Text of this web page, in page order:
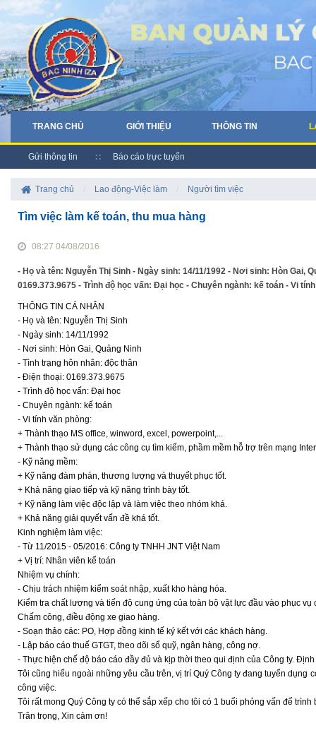
TRANG CHỦ GIỚI THIỆU THÔNG TIN
Gửi thông tin Báo cáo trực tuyến
Trang chủ Lao động-Việc làm Người tìm việc
Tìm việc làm kế toán, thu mua hàng
08:27 04/08/2016
- Họ và tên: Nguyễn Thị Sinh - Ngày sinh: 14/11/1992 - Nơi sinh: Hòn Gai,
0169.373.9675 - Trình độ học vấn: Đại học - Chuyên ngành: kế toán - Vi
THÔNG TIN CÁ NHÂN
- Họ và tên: Nguyễn Thị Sinh
- Ngày sinh: 14/11/1992
- Nơi sinh: Hòn Gai, Quảng Ninh
- Tình trạng hôn nhân: độc thân
- Điện thoại: 0169.373.9675
- Trình độ học vấn: Đại học
- Chuyên ngành: kế toán
- Vi tính văn phòng:
+ Thành thạo MS office, winword, excel, powerpoint,...
+ Thành thạo sử dụng các công cụ tìm kiếm, phầm mềm hỗ trợ trên mạng
- Kỹ năng mềm:
+ Kỹ năng đàm phán, thương lượng và thuyết phục tốt.
+ Khả năng giao tiếp và kỹ năng trình bày tốt.
+ Kỹ năng làm việc độc lập và làm việc theo nhóm khá.
+ Khả năng giải quyết vấn đề khá tốt.
Kinh nghiệm làm việc:
- Từ 11/2015 - 05/2016: Công ty TNHH JNT Việt Nam
+ Vị trí: Nhân viên kế toán
Nhiệm vụ chính:
- Chịu trách nhiệm kiểm soát nhập, xuất kho hàng hóa.
Kiểm tra chất lượng và tiến độ cung ứng của toàn bộ vật lực đầu vào phục
Chấm công, điều động xe giao hàng.
- Soạn thảo các: PO, Hợp đồng kinh tế ký kết với các khách hàng.
- Lập báo cáo thuế GTGT, theo dõi sổ quỹ, ngân hàng, công nợ.
- Thực hiện chế độ báo cáo đầy đủ và kịp thời theo qui định của Công ty.
Tôi cũng hiểu ngoài những yêu cầu trên, vị trí Quý Công ty đang tuyển
công việc.
Tôi rất mong Quý Công ty có thể sắp xếp cho tôi có 1 buổi phỏng vấn để
Trân trọng, Xin cảm ơn!